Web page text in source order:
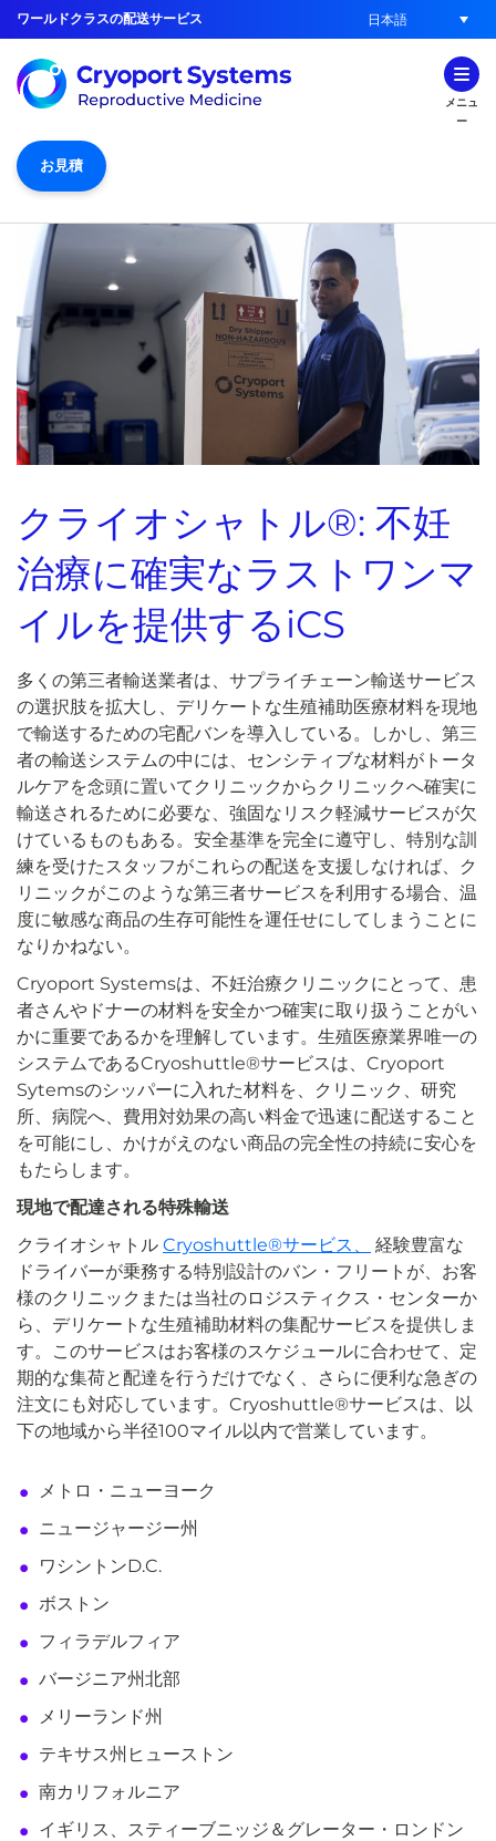
ワールドクラスの配送サービス 日本語
メニュ
ー
お見積
クライオシャトル®: 不妊
治療に確実なラストワンマ
イルを提供するiCS
多くの第三者輸送業者は、サプライチェーン輸送サービス
の選択肢を拡大し、デリケートな生殖補助医療材料を現地
で輸送するための宅配バンを導入している。しかし、第三
者の輸送システムの中には、センシティブな材料がトータ
ルケアを念頭に置いてクリニックからクリニックへ確実に
輸送されるために必要な、強固なリスク軽減サービスが欠
けているものもある。安全基準を完全に遵守し、特別な訓
練を受けたスタッフがこれらの配送を支援しなければ、ク
リニックがこのような第三者サービスを利用する場合、温
度に敏感な商品の生存可能性を運任せにしてしまうことに
なりかねない。
Cryoport Systemsは、不妊治療クリニックにとって、患
者さんやドナーの材料を安全かつ確実に取り扱うことがい
かに重要であるかを理解しています。生殖医療業界唯一の
システムであるCryoshuttle®サービスは、Cryoport
Sytemsのシッパーに入れた材料を、クリニック、研究
所、病院へ、費用対効果の高い料金で迅速に配送すること
を可能にし、かけがえのない商品の完全性の持続に安心を
もたらします。
現地で配達される特殊輸送
クライオシャトル Cryoshuttle®サービス、
経験豊富な
ドライバーが乗務する特別設計のバン・フリートが、お客
様のクリニックまたは当社のロジスティクス・センターか
ら、デリケートな生殖補助材料の集配サービスを提供しま
す。このサービスはお客様のスケジュールに合わせて、定
期的な集荷と配達を行うだけでなく、さらに便利な急ぎの
注文にも対応しています。Cryoshuttle®サービスは、以
下の地域から半径100マイル以内で営業しています。
メトロ・ニューヨーク
ニュージャージー州
ワシントンD.C.
ボストン
フィラデルフィア
バージニア州北部
メリーランド州
テキサス州ヒューストン
南カリフォルニア
イギリス、スティーブニッジ＆グレーター・ロンドン